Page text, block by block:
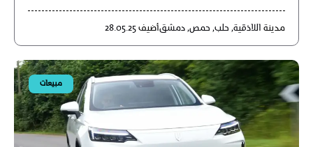
مدينة اللاذقية, حلب, حمص,دمشقأضيف 28.05.25
مبيعات